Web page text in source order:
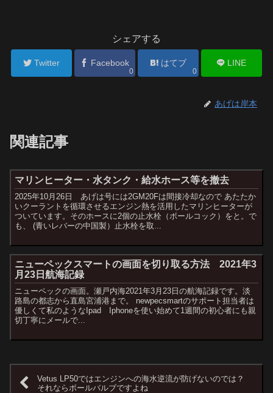
シェアする
Twitter Facebook
0
はてブ
0
LINE
あげは岸本
関連記事
マリンヒーター・水タンク・給水ホース等を撤去
2025年10月26日 あげは号には2GM20Fは間接冷却なので あたたか
いクーラントを循環させるエンジン熱を活用したマリンヒーターが
ついています。そのホースに2個の止水栓（ボールコック）をと。で
も、 (青いレバーの中国製）止水栓を取...
ニューペックスマートの画面を切り取る方法 2021年3
月23日航海記録
ニューペックの画面。瀬戸内海2021年3月23日の航海記録です。淡
路島の都志から直島宮浦港まで。 newpecsmartのサポート担当者は
優しくて私のようなIpad Iphoneを使い始めて1週間の初心者にも親
切丁寧にメールで...
Vetus LP50ではエンジンへの海水逆流が防げないのでは？
それならボールバルブですよね